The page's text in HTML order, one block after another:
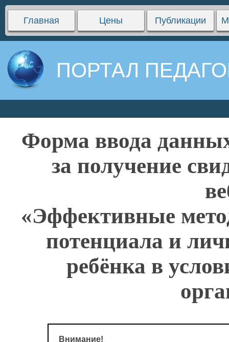
Главная Цены Публикации
ПОРТАЛ
Форма ввода
за получение
«Эффективные
потенциала и
ребёнка в
Внимание!